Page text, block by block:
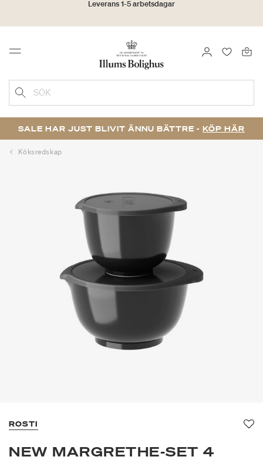
30 dagars returrätt
Menu LOGGA IN
SÖK
SALE HAR JUST BLIVIT ÄNNU BÄTTRE - KÖP HÄR
Köksredskap
ROSTI
NEW MARGRETHE-SET 4